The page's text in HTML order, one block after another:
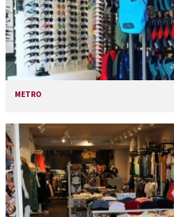
METRO